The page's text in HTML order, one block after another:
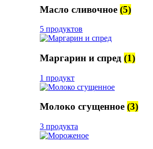
Масло сливочное (5)
5 продуктов
Маргарин и спред (1)
1 продукт
Молоко сгущенное (3)
3 продукта